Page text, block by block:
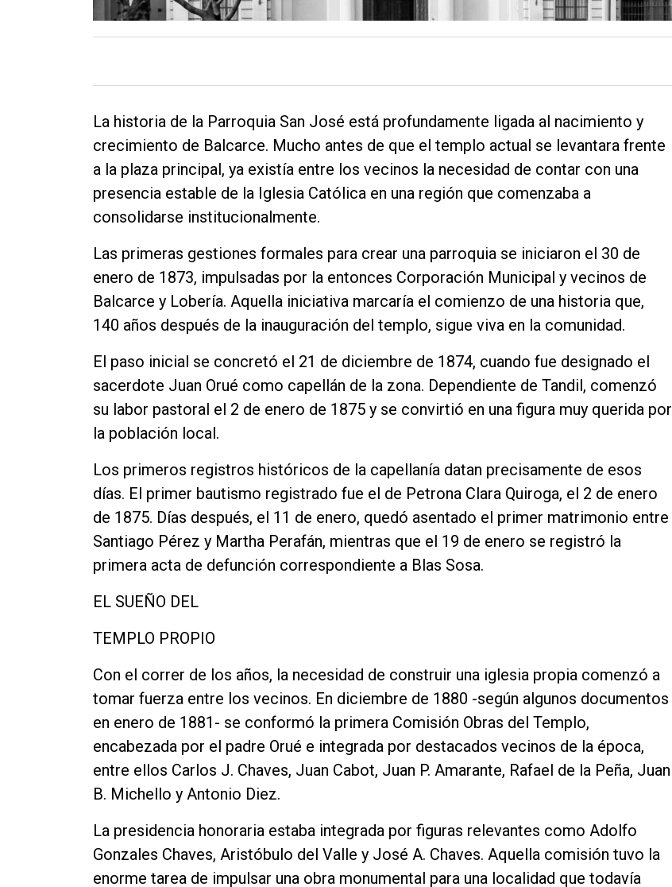
La historia de la Parroquia San José está profundamente ligada al nacimiento y
crecimiento de Balcarce. Mucho antes de que el templo actual se levantara frente
a la plaza principal, ya existía entre los vecinos la necesidad de contar con una
presencia estable de la Iglesia Católica en una región que comenzaba a
consolidarse institucionalmente.
Las primeras gestiones formales para crear una parroquia se iniciaron el 30 de
enero de 1873, impulsadas por la entonces Corporación Municipal y vecinos de
Balcarce y Lobería. Aquella iniciativa marcaría el comienzo de una historia que,
140 años después de la inauguración del templo, sigue viva en la comunidad.
El paso inicial se concretó el 21 de diciembre de 1874, cuando fue designado el
sacerdote Juan Orué como capellán de la zona. Dependiente de Tandil, comenzó
su labor pastoral el 2 de enero de 1875 y se convirtió en una figura muy querida por
la población local.
Los primeros registros históricos de la capellanía datan precisamente de esos
días. El primer bautismo registrado fue el de Petrona Clara Quiroga, el 2 de enero
de 1875. Días después, el 11 de enero, quedó asentado el primer matrimonio entre
Santiago Pérez y Martha Perafán, mientras que el 19 de enero se registró la
primera acta de defunción correspondiente a Blas Sosa.
EL SUEÑO DEL
TEMPLO PROPIO
Con el correr de los años, la necesidad de construir una iglesia propia comenzó a
tomar fuerza entre los vecinos. En diciembre de 1880 -según algunos documentos
en enero de 1881- se conformó la primera Comisión Obras del Templo,
encabezada por el padre Orué e integrada por destacados vecinos de la época,
entre ellos Carlos J. Chaves, Juan Cabot, Juan P. Amarante, Rafael de la Peña, Juan
B. Michello y Antonio Diez.
La presidencia honoraria estaba integrada por figuras relevantes como Adolfo
Gonzales Chaves, Aristóbulo del Valle y José A. Chaves. Aquella comisión tuvo la
enorme tarea de impulsar una obra monumental para una localidad que todavía